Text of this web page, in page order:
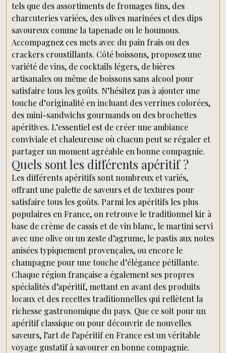
tels que des assortiments de fromages fins, des
charcuteries variées, des olives marinées et des dips
savoureux comme la tapenade ou le houmous.
Accompagnez ces mets avec du pain frais ou des
crackers croustillants. Côté boissons, proposez une
variété de vins, de cocktails légers, de bières
artisanales ou même de boissons sans alcool pour
satisfaire tous les goûts. N’hésitez pas à ajouter une
touche d’originalité en incluant des verrines colorées,
des mini-sandwichs gourmands ou des brochettes
apéritives. L’essentiel est de créer une ambiance
conviviale et chaleureuse où chacun peut se régaler et
partager un moment agréable en bonne compagnie.
Quels sont les différents apéritif ?
Les différents apéritifs sont nombreux et variés,
offrant une palette de saveurs et de textures pour
satisfaire tous les goûts. Parmi les apéritifs les plus
populaires en France, on retrouve le traditionnel kir à
base de crème de cassis et de vin blanc, le martini servi
avec une olive ou un zeste d’agrume, le pastis aux notes
anisées typiquement provençales, ou encore le
champagne pour une touche d’élégance pétillante.
Chaque région française a également ses propres
spécialités d’apéritif, mettant en avant des produits
locaux et des recettes traditionnelles qui reflètent la
richesse gastronomique du pays. Que ce soit pour un
apéritif classique ou pour découvrir de nouvelles
saveurs, l’art de l’apéritif en France est un véritable
voyage gustatif à savourer en bonne compagnie.